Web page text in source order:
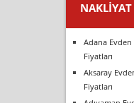
Adana
Fiyatları
Aksaray
Fiyatları